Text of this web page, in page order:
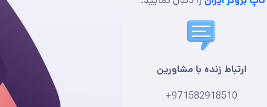
ارتباط زنده با مشاورین
+971582918510